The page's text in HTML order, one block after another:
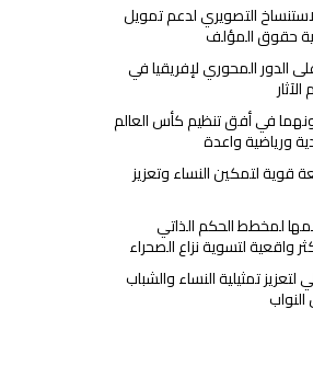
التصويري لدعم تمويل
حقوق المؤلف
الدور المحوري لإفريقيا في
في أفق تنظيم كأس العالم
قوية لتمكين النساء وتعزيز
لمخطط الحكم الذاتي
واقعية لتسوية نزاع الصحراء
تمثيلية النساء والشباب